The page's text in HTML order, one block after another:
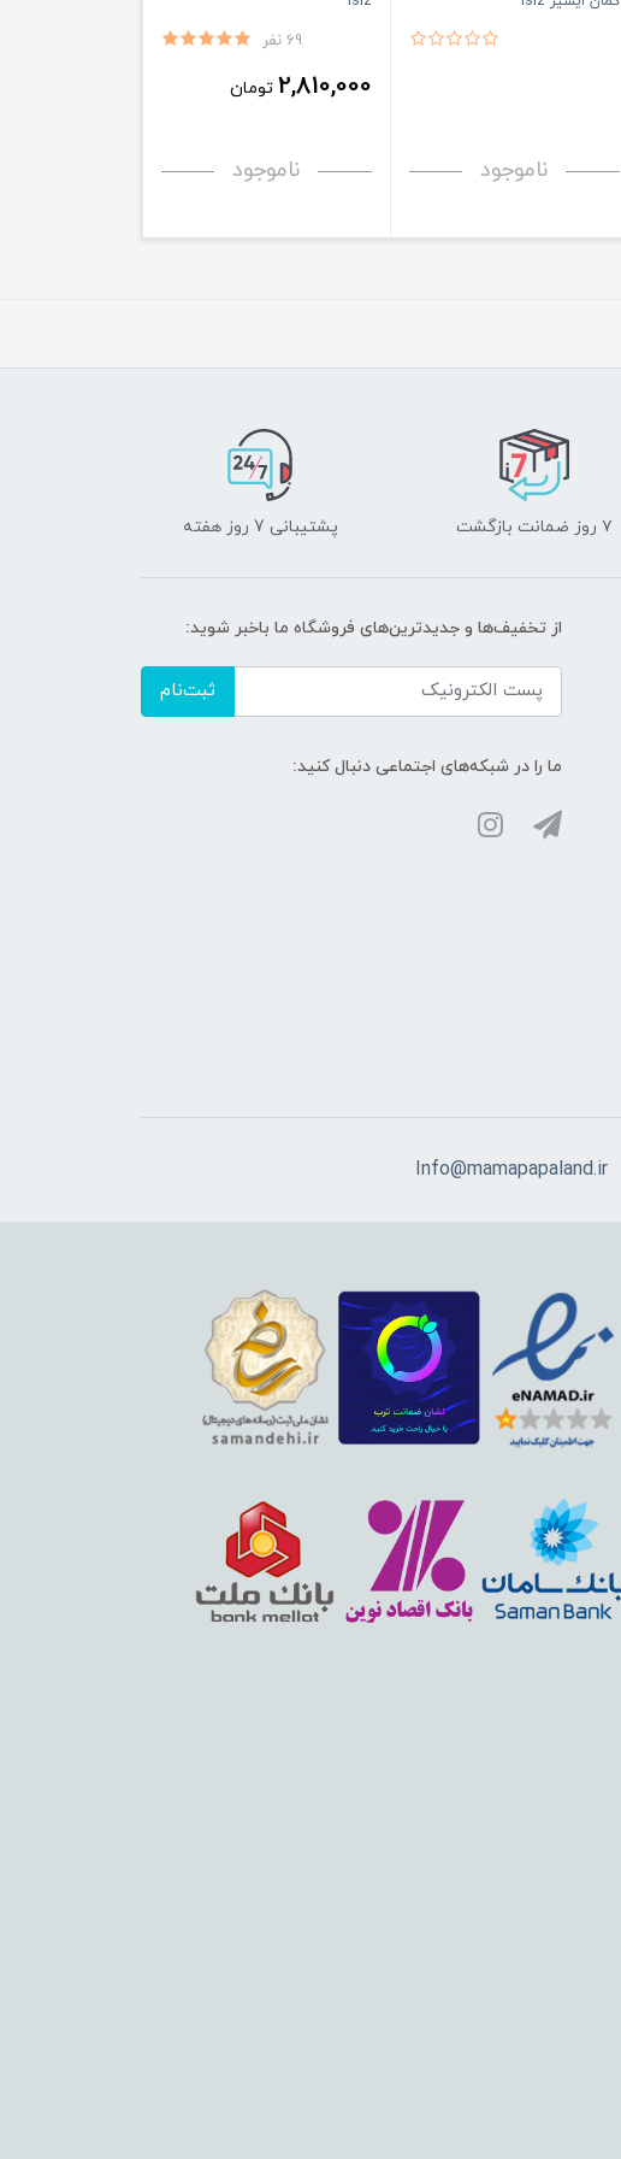
ناموجود
69 نفر
2,810,000 تومان
ناموجود
۷ روز ضمانت بازگشت پشتیبانی 7 روز هفته
از تخفیف‌ها و جدیدترین‌های فروشگاه ما باخبر شوید:
ثبت‌نام
ما را در شبکه‌های اجتماعی دنبال کنید:
Info@mamapapaland.ir